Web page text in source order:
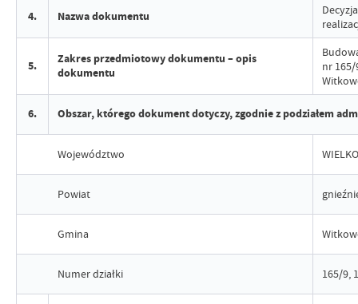
4. Nazwa dokumentu
5.
Zakres przedmiotowy dokumentu – opis
dokumentu
nr 165/
6. Obszar, którego dokument dotyczy, zgodnie z podziałem
Województwo
Powiat
Gmina
Numer działki 165/9,